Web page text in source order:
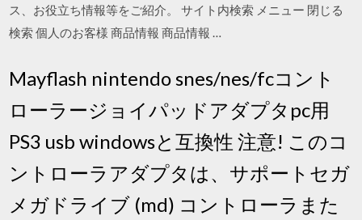
ス、お役立ち情報等をご紹介。 サイト内検索 メニュー 閉じる
検索 個人のお客様 商品情報 商品情報 …
Mayflash nintendo snes/nes/fcコント
ローラージョイパッドアダプタpc用
PS3 usb windowsと互換性 注意! このコ
ントローラアダプタは、サポートセガ
メガドライブ (md) コントローラまた